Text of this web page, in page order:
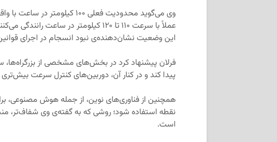
وی می‌گوید محدودیت فعلی ۱۰۰
عملاً با سرعت ۱۱۰ تا ۱۲۰ کیلومتر در
این وضعیت نشان‌دهنده‌ی نبود انسجام در اجرای
پیدا کند و در کنار آن، دوربین‌های کنترل سرعت
همچنین از فناوری‌های نوین، از جمله هوش
نقطه استفاده شود؛ روشی که به گفته‌ی ‌وی شفاف‌تر،
است.